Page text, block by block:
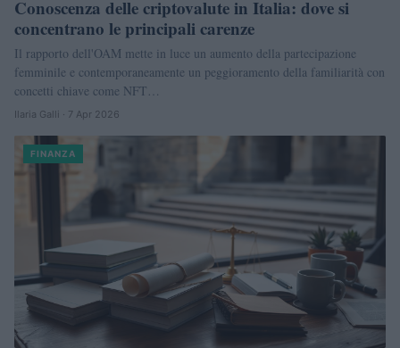
Conoscenza delle criptovalute in Italia: dove si
concentrano le principali carenze
Il rapporto dell'OAM mette in luce un aumento della partecipazione
femminile e contemporaneamente un peggioramento della familiarità con
concetti chiave come NFT…
Ilaria Galli · 7 Apr 2026
FINANZA